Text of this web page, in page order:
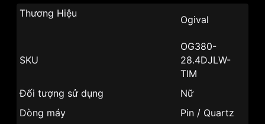
Thương Hiệu
Ogival
SKU
OG380-
28.4DJLW-
TIM
Đối tượng sử dụng
Nữ
Dòng máy
Pin / Quartz